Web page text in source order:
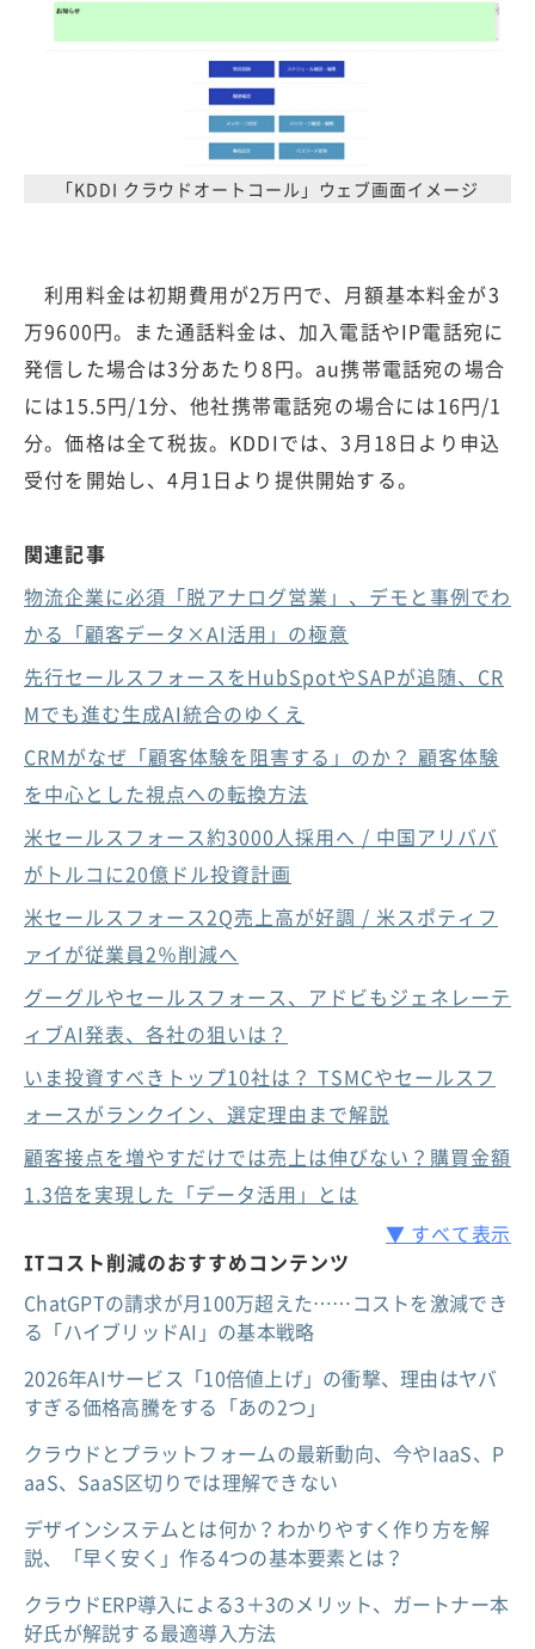
「KDDI クラウドオートコール」ウェブ画面イメージ
利用料金は初期費用が2万円で、月額基本料金が3
万9600円。また通話料金は、加入電話やIP電話宛に
発信した場合は3分あたり8円。au携帯電話宛の場合
には15.5円/1分、他社携帯電話宛の場合には16円/1
分。価格は全て税抜。KDDIでは、3月18日より申込
受付を開始し、4月1日より提供開始する。
関連記事
物流企業に必須「脱アナログ営業」、デモと事例でわ
かる「顧客データ×AI活用」の極意
先行セールスフォースをHubSpotやSAPが追随、CR
Mでも進む生成AI統合のゆくえ
CRMがなぜ「顧客体験を阻害する」のか？ 顧客体験
を中心とした視点への転換方法
米セールスフォース約3000人採用へ / 中国アリババ
がトルコに20億ドル投資計画
米セールスフォース2Q売上高が好調 / 米スポティフ
ァイが従業員2％削減へ
グーグルやセールスフォース、アドビもジェネレーテ
ィブAI発表、各社の狙いは？
いま投資すべきトップ10社は？ TSMCやセールスフ
ォースがランクイン、選定理由まで解説
顧客接点を増やすだけでは売上は伸びない？購買金額
1.3倍を実現した「データ活用」とは
▼ すべて表示
ITコスト削減のおすすめコンテンツ
ChatGPTの請求が月100万超えた……コストを激減でき
る「ハイブリッドAI」の基本戦略
2026年AIサービス「10倍値上げ」の衝撃、理由はヤバ
すぎる価格高騰をする「あの2つ」
クラウドとプラットフォームの最新動向、今やIaaS、P
aaS、SaaS区切りでは理解できない
デザインシステムとは何か？わかりやすく作り方を解
説、「早く安く」作る4つの基本要素とは？
クラウドERP導入による3＋3のメリット、ガートナー本
好氏が解説する最適導入方法